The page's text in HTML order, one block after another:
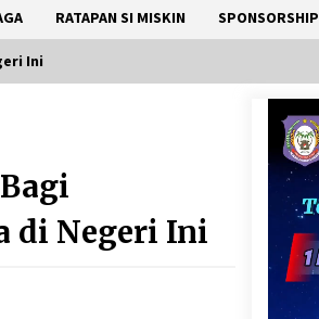
RATAPAN SI MISKIN SPONSORSHIP
Ini
di Negeri Ini